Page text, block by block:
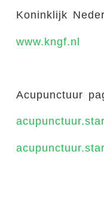
Koninklijk
www.kngf.nl
Acupunctuur